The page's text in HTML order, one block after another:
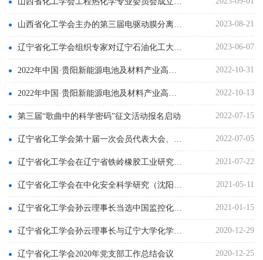
山西省化工学会主办的第三届电驱动膜分离技术在盐湖资源开发领域的应用研讨会成功召开 2023-08-21
辽宁省化工学会组织专家对辽宁石油化工大学 技术研发项目进行科技成果评价 2023-06-07
2022年中国·贵阳新能源电池及材料产业高质量发展论坛通知（第二轮） 2022-10-31
2022年中国·贵阳新能源电池及材料产业高质量发展论坛通知（第一轮） 2022-10-13
第三届“歌曲中的科学密码”征文活动报名启动 2022-07-15
辽宁省化工学会第十届一次会员代表大会、理事会召开 2022-07-05
辽宁省化工学会在辽宁省铁岭橡胶工业研究设计院召开橡胶专业委员会成立大会 2021-07-22
辽宁省化工学会在中化安全科学研究（沈阳）有限公司召开精细化工安全技术与工程专业委员会成立大会 2021-05-11
辽宁省化工学会孙云理事长当选中国监控化学品协会副理事长 2021-01-15
辽宁省化工学会孙云理事长与辽宁大学化学院全体教师召开线上学术会议 2020-12-29
辽宁省化工学会2020年党支部工作总结会议 2020-12-25